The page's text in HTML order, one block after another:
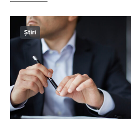
Știri